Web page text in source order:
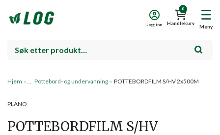
Meny
0
Handlekurv
Logg inn
Hjem › Pottebord- og undervanning › POTTEBORDFILM S/HV 2x500M
PLANO
POTTEBORDFILM S/HV